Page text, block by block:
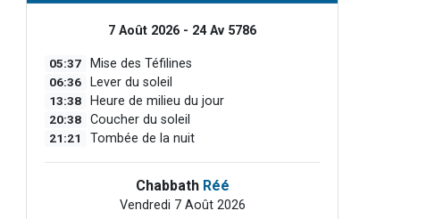
7 Août 2026 - 24 Av 5786
05:37 Mise des Téfilines
06:36 Lever du soleil
13:38 Heure de milieu du jour
20:38 Coucher du soleil
21:21 Tombée de la nuit
Chabbath Réé
Vendredi 7 Août 2026